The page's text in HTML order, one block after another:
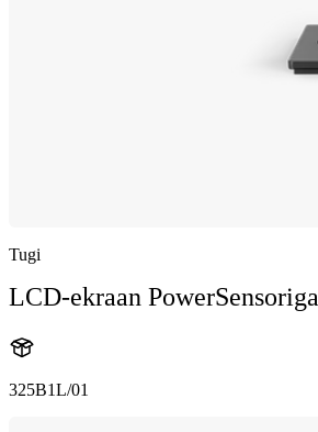
Tugi
LCD-ekraan PowerSensoriga
325B1L/01